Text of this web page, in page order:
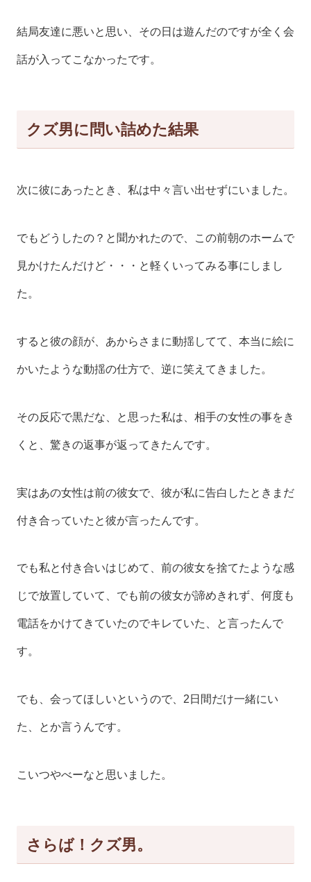
結局友達に悪いと思い、その日は遊んだのですが全く会
話が入ってこなかったです。
クズ男に問い詰めた結果
次に彼にあったとき、私は中々言い出せずにいました。
でもどうしたの？と聞かれたので、この前朝のホームで
見かけたんだけど・・・と軽くいってみる事にしまし
た。
すると彼の顔が、あからさまに動揺してて、本当に絵に
かいたような動揺の仕方で、逆に笑えてきました。
その反応で黒だな、と思った私は、相手の女性の事をき
くと、驚きの返事が返ってきたんです。
実はあの女性は前の彼女で、彼が私に告白したときまだ
付き合っていたと彼が言ったんです。
でも私と付き合いはじめて、前の彼女を捨てたような感
じで放置していて、でも前の彼女が諦めきれず、何度も
電話をかけてきていたのでキレていた、と言ったんで
す。
でも、会ってほしいというので、2日間だけ一緒にい
た、とか言うんです。
こいつやべーなと思いました。
さらば！クズ男。